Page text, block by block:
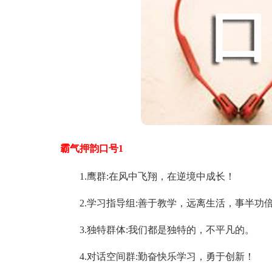
霸气押韵口号1
1.鹰群:在风中飞翔，在逆境中成长！
2.学习指导组:善于教学，远离生活，事半功
3.独特群体:我们都是独特的，不平凡的。
4.对话空间群:勤奋快乐学习，勇于创新！